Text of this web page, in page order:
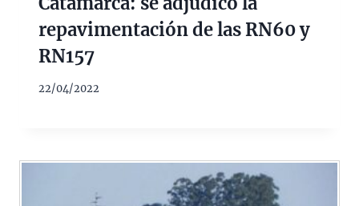
repavimentación de las RN60 y
RN157
22/04/2022